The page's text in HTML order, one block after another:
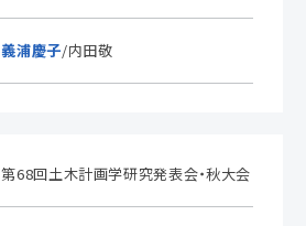
義浦慶子/内田敬
第68回土木計画学研究発表会・秋大会